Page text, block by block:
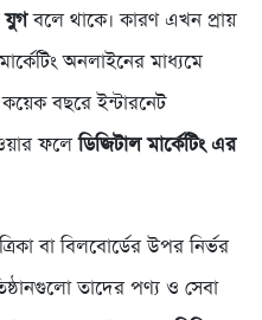
যুগবলে থাকে। কারণ এখন প্রায়
অনলাইনের মাধ্যমে
বছরে ইন্টারনেট
ফলেডিজিটাল মার্কেটিং এর
বা বিলবোর্ডের উপর নির্ভর
তাদের পণ্য ও সেবা